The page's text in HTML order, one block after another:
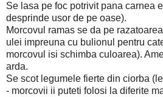
Se lasa pe foc potrivit pana carnea
desprinde usor de pe oase).
Morcovul ramas se da pe
ulei impreuna cu bulionul pentru
morcovul isi schimba culoarea).
arda.
Se scot legumele fierte din ciorba
- morcovii ii puteti folosi la diferite